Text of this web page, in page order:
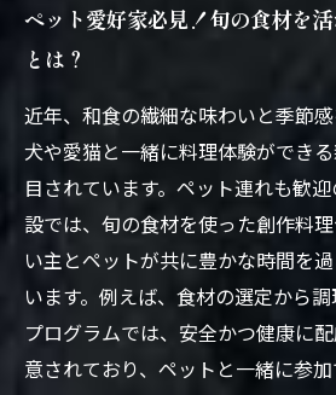
ペット愛好家必見！旬の食材を
とは？
近年、和食の繊細な味わいと季節
犬や愛猫と一緒に料理体験ができ
目されています。ペット連れも歓
設では、旬の食材を使った創作料
い主とペットが共に豊かな時間を
います。例えば、食材の選定から
プログラムでは、安全かつ健康に
意されており、ペットと一緒に参